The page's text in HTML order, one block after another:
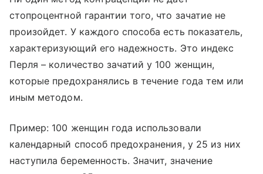
стопроцентной гарантии того, что зачатие не
произойдет. У каждого способа есть показатель,
характеризующий его надежность. Это индекс
Перля – количество зачатий у 100 женщин,
которые предохранялись в течение года тем или
иным методом.
Пример: 100 женщин года использовали
календарный способ предохранения, у 25 из них
наступила беременность. Значит, значение